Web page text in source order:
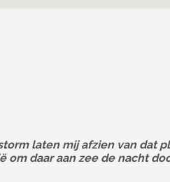
laten mij afzien van dat
daar aan zee de nacht